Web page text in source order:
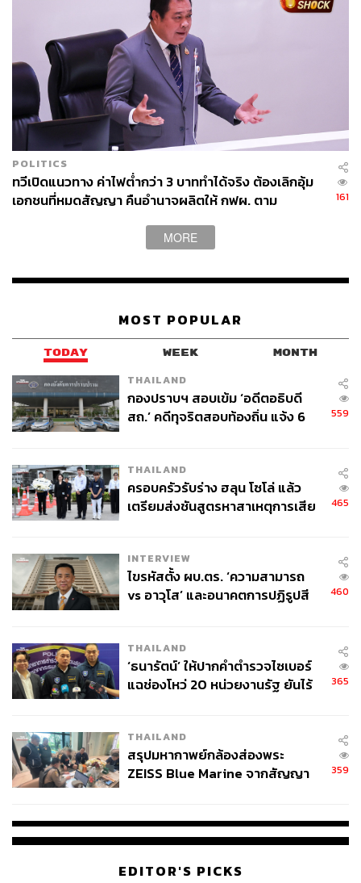
POLITICS
ทวีเปิดแนวทาง ค่าไฟต่ำกว่า 3 บาททำได้จริง ต้องเลิกอุ้ม
เอกชนที่หมดสัญญา คืนอำนาจผลิตให้ กฟผ. ตาม
161
MORE
MOST POPULAR
TODAY WEEK MONTH
THAILAND
กองปราบฯ สอบเข้ม ‘อดีตอธิบดี
สถ.’ คดีทุจริตสอบท้องถิ่น แจ้ง 6
559
THAILAND
ครอบครัวรับร่าง ฮลุน โซโล่ แล้ว
เตรียมส่งชันสูตรหาสาเหตุการเสีย
465
INTERVIEW
ไขรหัสตั้ง ผบ.ตร. ‘ความสามารถ
vs อาวุโส’ และอนาคตการปฏิรูปสี
460
THAILAND
‘ธนารัตน์’ ให้ปากคำตำรวจไซเบอร์
แฉช่องโหว่ 20 หน่วยงานรัฐ ยันไร้
365
THAILAND
สรุปมหากาพย์กล้องส่องพระ
ZEISS Blue Marine จากสัญญา
จ่ายหนี้-แอบระบุแบรนด์
359
EDITOR'S PICKS